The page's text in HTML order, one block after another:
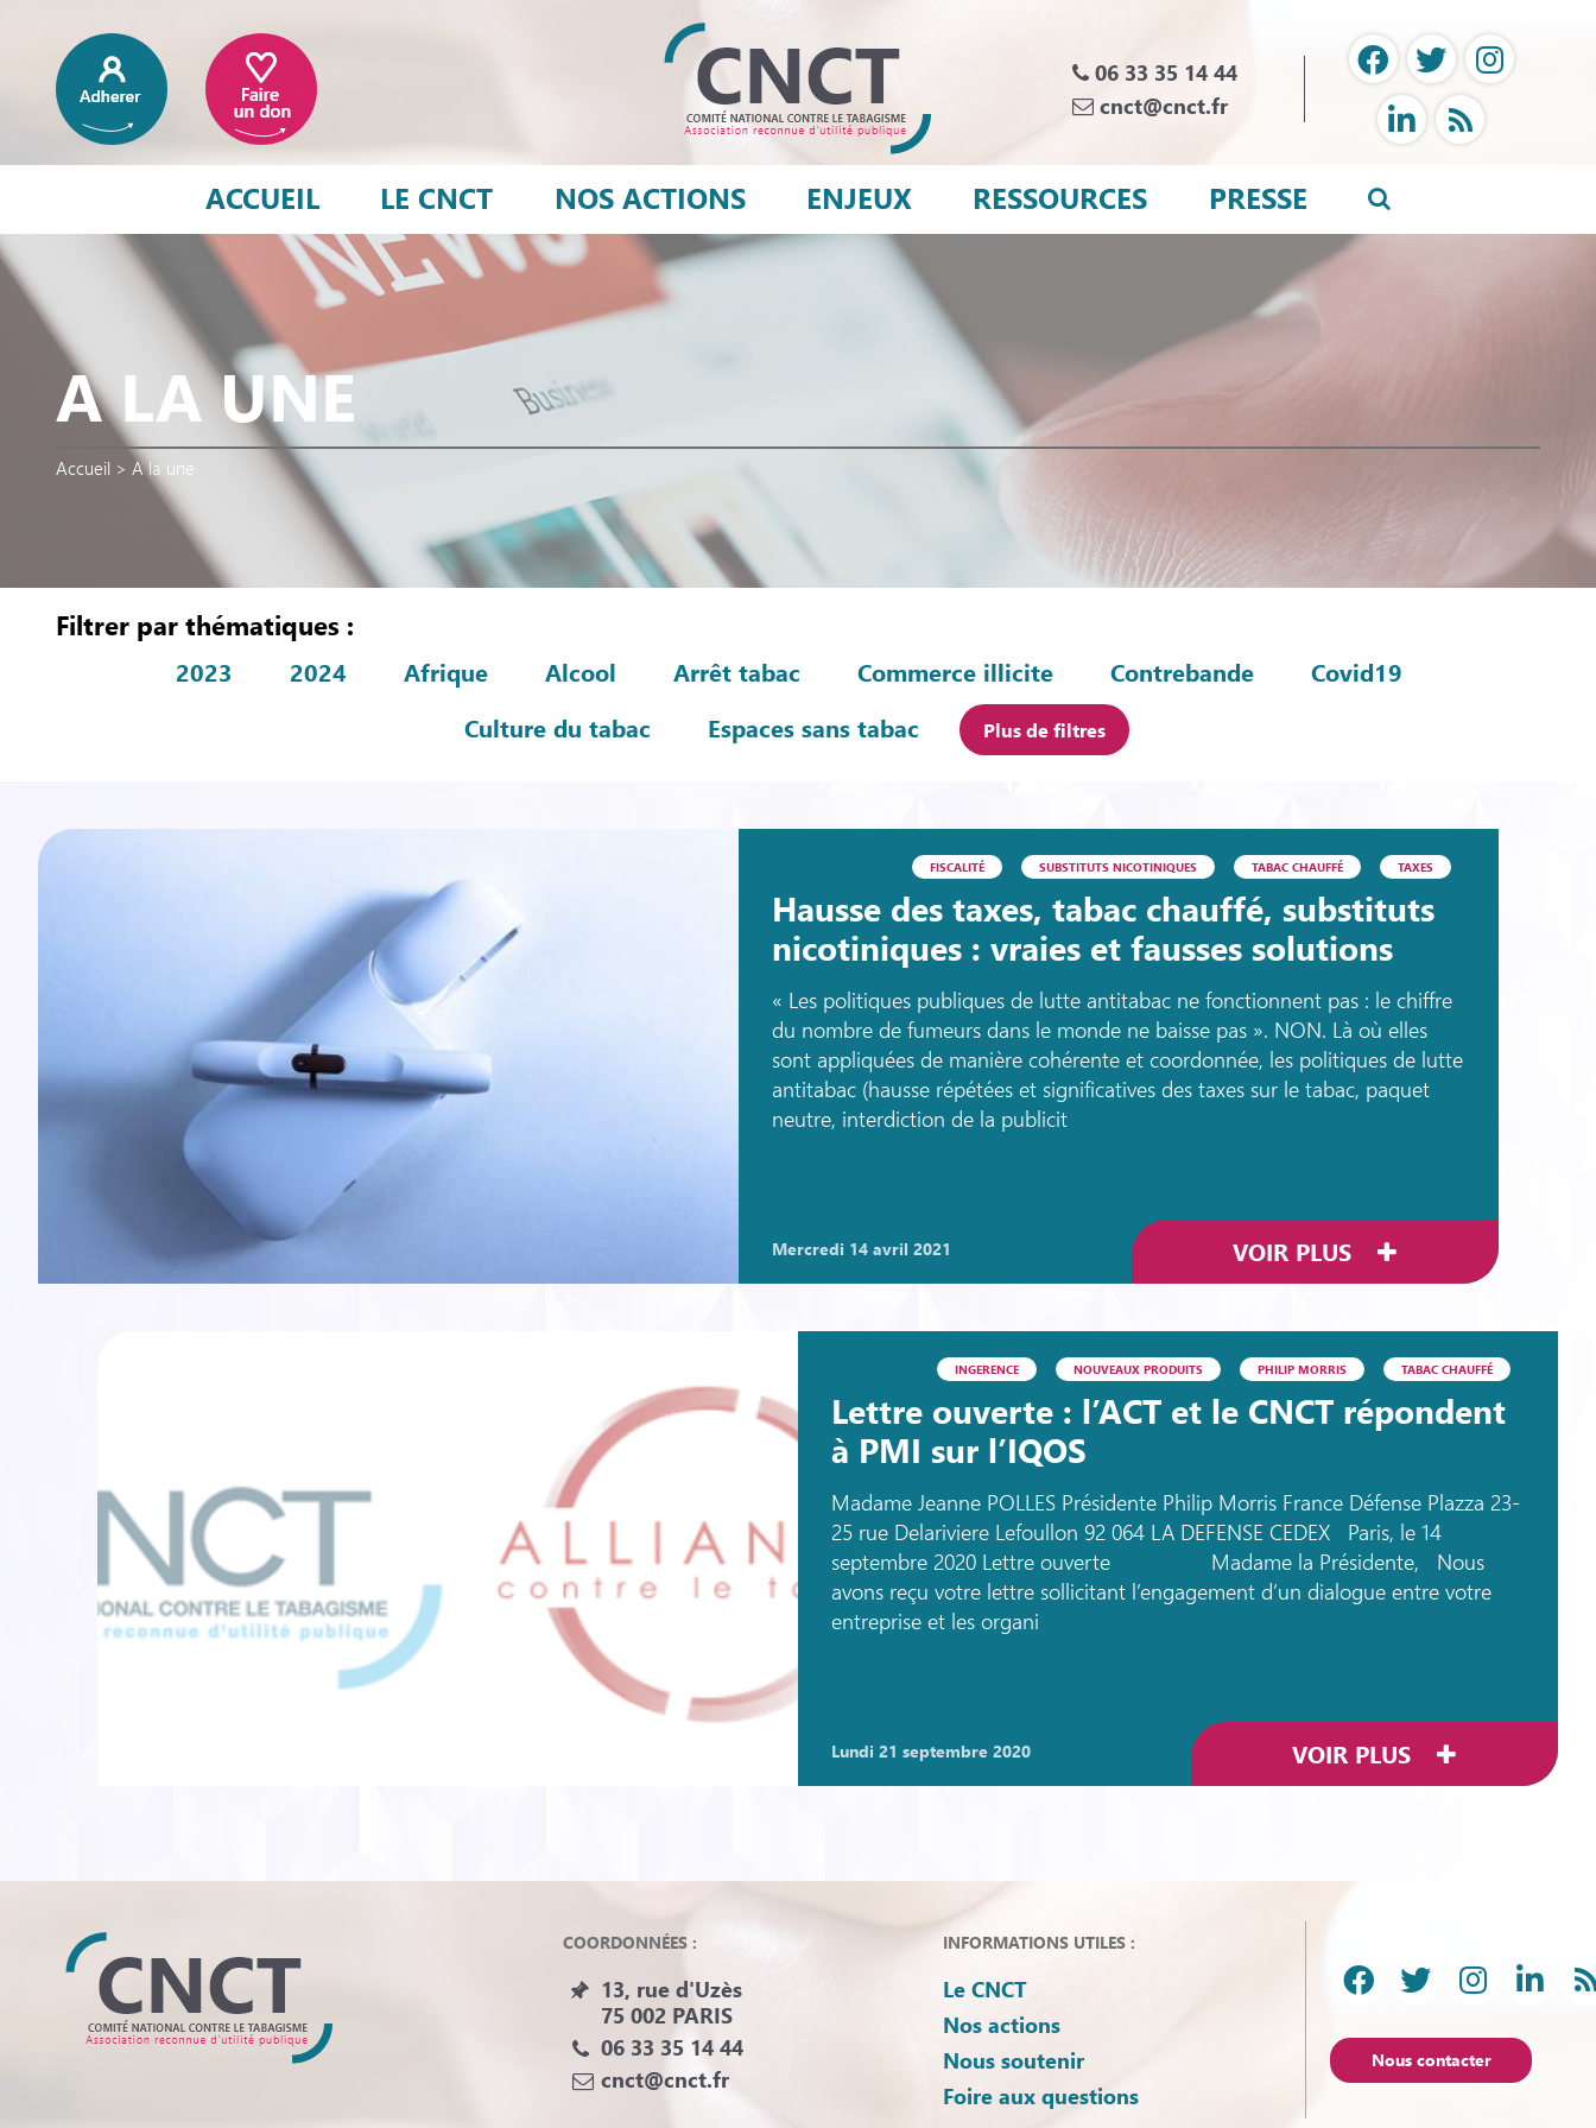
06 33 35 14 44
cnct@cnct.fr
ACCUEIL LE CNCT NOS ACTIONS ENJEUX RESSOURCES PRESSE
A LA UNE
Accueil > A la une
Filtrer par thématiques :
2023 2024 Afrique Alcool Arrêt tabac Commerce illicite Contrebande
Covid19
Culture du tabac
Espaces sans tabac Plus de filtres
FISCALITÉ SUBSTITUTS NICOTINIQUES TABAC CHAUFFÉ TAXES
Hausse des taxes, tabac chauffé, substituts
nicotiniques : vraies et fausses solutions
« Les politiques publiques de lutte antitabac ne fonctionnent pas : le chiffre
du nombre de fumeurs dans le monde ne baisse pas ». NON. Là où elles
sont appliquées de manière cohérente et coordonnée, les politiques de lutte
antitabac (hausse répétées et significatives des taxes sur le tabac, paquet
neutre, interdiction de la publicit
mercredi 14 avril 2021 VOIR PLUS
INGERENCE NOUVEAUX PRODUITS PHILIP MORRIS TABAC CHAUFFÉ
Lettre ouverte : l’ACT et le CNCT répondent
à PMI sur l’IQOS
Madame Jeanne POLLES Présidente Philip Morris France Défense Plazza 23-
25 rue Delariviere Lefoullon 92 064 LA DEFENSE CEDEX Paris, le 14
septembre 2020 Lettre ouverte Madame la Présidente, Nous
avons reçu votre lettre sollicitant l’engagement d’un dialogue entre votre
entreprise et les organi
lundi 21 septembre 2020 VOIR PLUS
COORDONNÉES :
13, rue d'Uzès
75 002 PARIS
06 33 35 14 44
cnct@cnct.fr
INFORMATIONS UTILES :
Le CNCT
Nos actions
Nous soutenir
Foire aux questions
Nous contacter